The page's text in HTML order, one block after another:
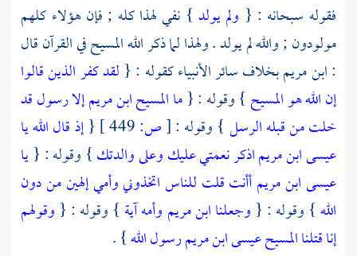
فقوله سبحانه : { ولم يولد } نفي لهذا كله ; فإن هؤلاء كلهم
مولودون ; والله لم يولد . ولهذا لما ذكر اللهالمسيحفي القرآن قال
:ابن مريمبخلاف سائر الأنبياء كقوله : { لقد كفر الذين قالوا
إن الله هو المسيح } وقوله : {ما المسيح ابن مريم إلا رسول قد
خلت من قبله الرسل } وقوله :[ص: {إذ قال الله يا
عيسى ابن مريم اذكر نعمتي عليك وعلى والدتك} وقوله : {يا
عيسى ابن مريم أأنت قلت للناس اتخذوني وأمي إلهين من دون
الله} وقوله : { وجعلنا ابن مريم وأمه آية } وقوله : { وقولهم
إنا قتلنا المسيح عيسى ابن مريم رسول الله} .